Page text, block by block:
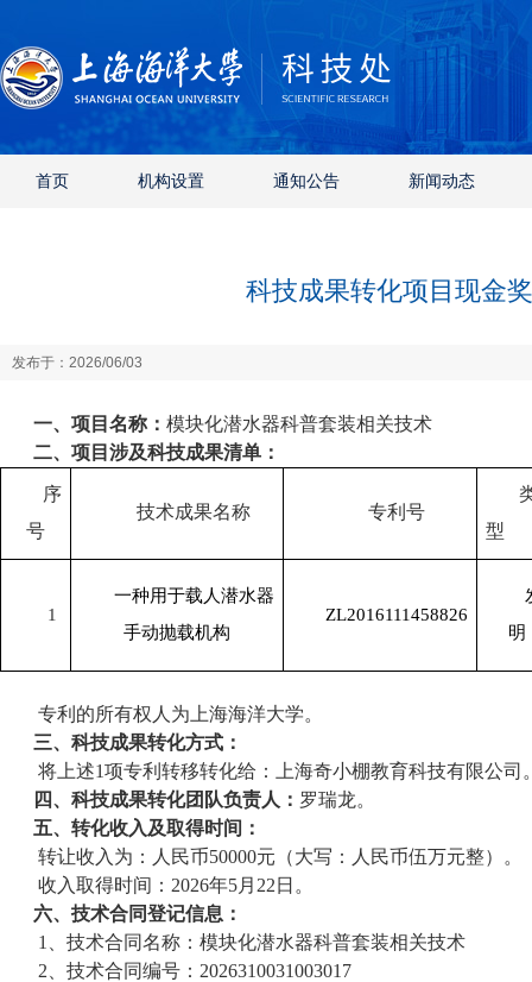
首页 机构设置 通知公告 新闻动态
科技成果转化项目现金
发布于：2026/06/03
一、 项目名称： 模块化潜水器科普套装相关技术
二、项目涉及科技成果清单：
序
号
技术成果名称 专利号
型
1
一种用于载人潜水器
手动抛载机构
ZL2016111458826
明
专利的所有权人为上海海洋大学。
三、科技成果转化方式：
将上述1项专利转移转化给： 上海奇小棚教育科技有限公司
四、科技成果转化团队负责人： 罗瑞龙。
五、转化收入及取得时间：
转让收入为：人民币50000元（大写：人民币伍万元整）。
收入取得时间： 2026年5月 22 日。
六、 技术合同登记信息：
1、 技术合同名称：模块化潜水器科普套装相关技术
2、 技术合同编号： 2026310031003017